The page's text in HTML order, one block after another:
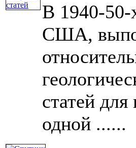
В 1940-50-
США,
статей
одной ......